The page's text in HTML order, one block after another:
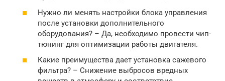
Нужно ли менять настройки блока управления
после установки дополнительного
оборудования? – Да, необходимо провести чип-
тюнинг для оптимизации работы двигателя.
Какие преимущества дает установка сажевого
фильтра? – Снижение выбросов вредных